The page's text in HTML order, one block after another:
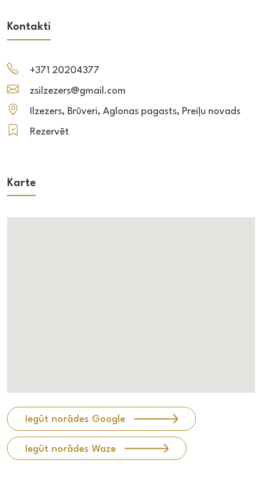
Kontakti
+371 20204377
zsilzezers@gmail.com
Ilzezers, Brūveri, Aglonas pagasts, Preiļu novads
Rezervēt
Karte
Iegūt norādes Google
Iegūt norādes Waze